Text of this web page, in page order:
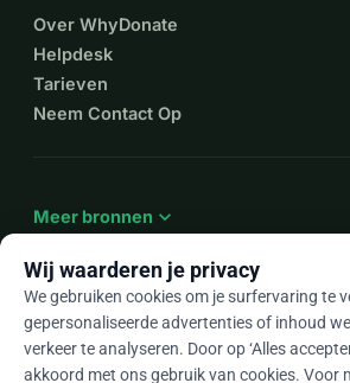
Over WhyDonate
Helpdesk
Tarieven
Neem Contact Op
Meer bronnen expand_more
Nlarrow_drop_down
Wij waarderen je privacy
We gebruiken cookies om je surfervaring te
gepersonaliseerde advertenties of inhoud
verkeer te analyseren. Door op ‘Alles
akkoord met ons gebruik van cookies. Voor